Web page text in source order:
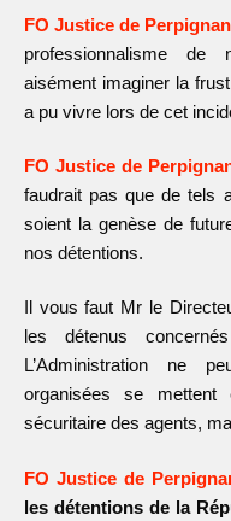
FO Justice de Perpignan
professionnalisme de
aisément imaginer la
a pu vivre lors de cet
FO Justice de
faudrait pas que de tels
soient la genèse de
nos détentions.
Il vous faut Mr le
les détenus
L’Administration ne
organisées se
sécuritaire des agents,
FO Justice de
les détentions de la